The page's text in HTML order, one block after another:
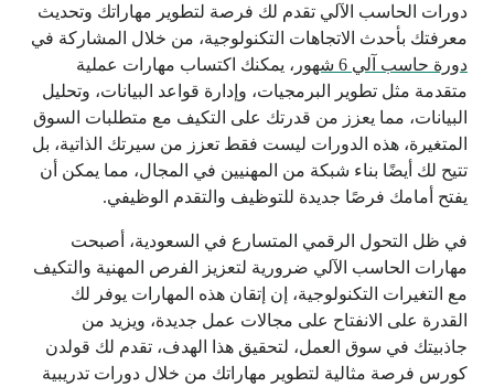
دورات الحاسب الآلي تقدم لك فرصة لتطوير مهاراتك وتحديث
معرفتك بأحدث الاتجاهات التكنولوجية، من خلال المشاركة في
دورة حاسب آلي 6 شهور
، يمكنك اكتساب مهارات عملية
متقدمة مثل تطوير البرمجيات، وإدارة قواعد البيانات، وتحليل
البيانات، مما يعزز من قدرتك على التكيف مع متطلبات السوق
المتغيرة، هذه الدورات ليست فقط تعزز من سيرتك الذاتية، بل
تتيح لك أيضًا بناء شبكة من المهنيين في المجال، مما يمكن أن
يفتح أمامك فرصًا جديدة للتوظيف والتقدم الوظيفي.
في ظل التحول الرقمي المتسارع في السعودية، أصبحت
مهارات الحاسب الآلي ضرورية لتعزيز الفرص المهنية والتكيف
مع التغيرات التكنولوجية، إن إتقان هذه المهارات يوفر لك
القدرة على الانفتاح على مجالات عمل جديدة، ويزيد من
جاذبيتك في سوق العمل، لتحقيق هذا الهدف، تقدم لك قولدن
كورس فرصة مثالية لتطوير مهاراتك من خلال دورات تدريبية